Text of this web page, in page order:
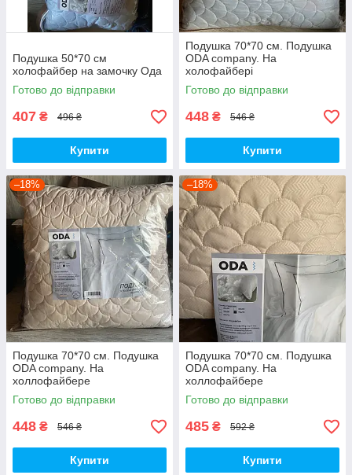
Подушка 50*70 см
холофайбер на замочку Ода
Готово до відправки
407 ₴ 496 ₴
Купити
Подушка 70*70 см. Подушка
ODA company. На
холофайбері
Готово до відправки
448 ₴ 546 ₴
Купити
–18%
Подушка 70*70 см. Подушка
ODA company. На
холлофайбере
Готово до відправки
448 ₴ 546 ₴
Купити
–18%
Подушка 70*70 см. Подушка
ODA company. На
холлофайбере
Готово до відправки
485 ₴ 592 ₴
Купити